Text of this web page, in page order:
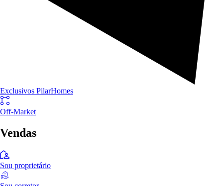
Exclusivos PilarHomes
Off-Market
Vendas
Sou proprietário